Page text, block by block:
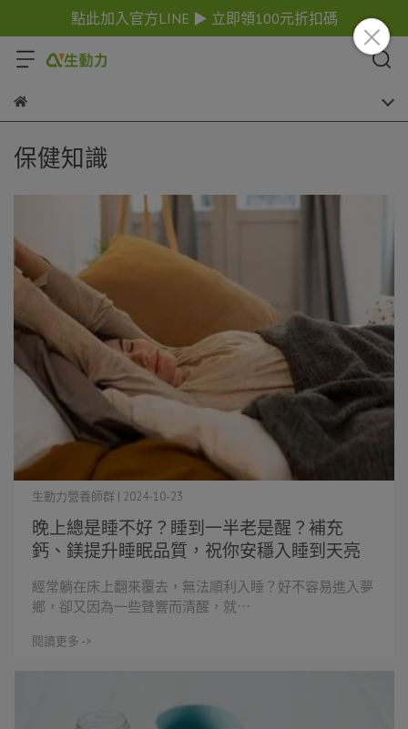
點此加入官方LINE ▶ 立即領100元折扣碼
保健知識
晚上總是睡不好？睡到一半老是醒？補充
鈣、鎂提升睡眠品質，祝你安穩入睡到天亮
生動力營養師群 | 2024-10-23
經常躺在床上翻來覆去，無法順利入睡？好不容易進入夢
鄉，卻又因為一些聲響而清醒，就⋯
閱讀更多 ->